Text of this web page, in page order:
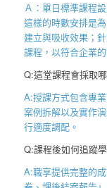
Ａ：單日標準課程
這樣的時數安排是
建立與吸收效果；
課程，以符合企業
Q:這堂課程會採取
A:授課方式包含專
案例拆解以及實作
行適度調配。
Q:課程後如何追蹤
A:職享提供完整的